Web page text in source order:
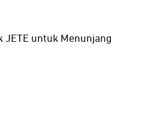
JETE untuk Menunjang